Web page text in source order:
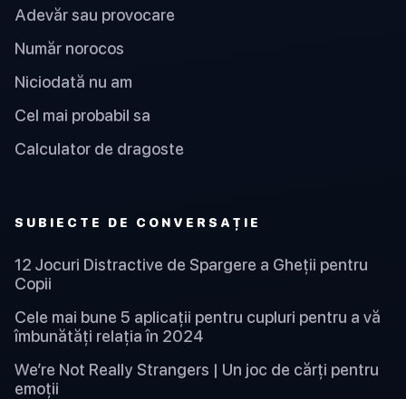
Adevăr sau provocare
Număr norocos
Niciodată nu am
Cel mai probabil sa
Calculator de dragoste
SUBIECTE DE CONVERSAȚIE
12 Jocuri Distractive de Spargere a Gheții pentru
Copii
Cele mai bune 5 aplicații pentru cupluri pentru a vă
îmbunătăți relația în 2024
We’re Not Really Strangers | Un joc de cărți pentru
emoții